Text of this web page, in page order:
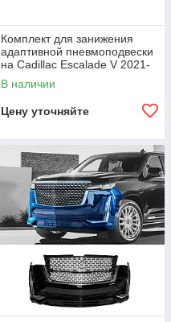
Комплект для занижения
адаптивной пневмоподвески
на Cadillac Escalade V 2021-
2024+ Кадиллак клиренс
дорожный просвет
В наличии
Цену уточняйте